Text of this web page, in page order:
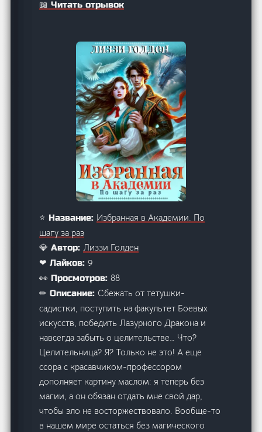
📖 Читать отрывок
⭐ Название: Избранная в Академии. По
шагу за раз
💎 Автор:Лиззи Голден
❤ Лайков:9
👀 Просмотров:88
✏ Описание:Сбежать от тетушки-
садистки, поступить на факультет Боевых
искусств, победить Лазурного Дракона и
навсегда забыть о целительстве… Что?
Целительница? Я? Только не это! А еще
ссора с красавчиком-профессором
дополняет картину маслом: я теперь без
магии, а он обязан отдать мне свой дар,
чтобы зло не восторжествовало. Вообще-то
в нашем мире остаться без магического